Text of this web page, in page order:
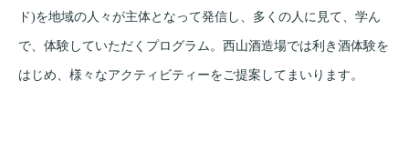
ド)を地域の人々が主体となって発信し、多くの人に見て、学ん
で、体験していただくプログラム。西山酒造場では利き酒体験を
はじめ、様々なアクティビティーをご提案してまいります。